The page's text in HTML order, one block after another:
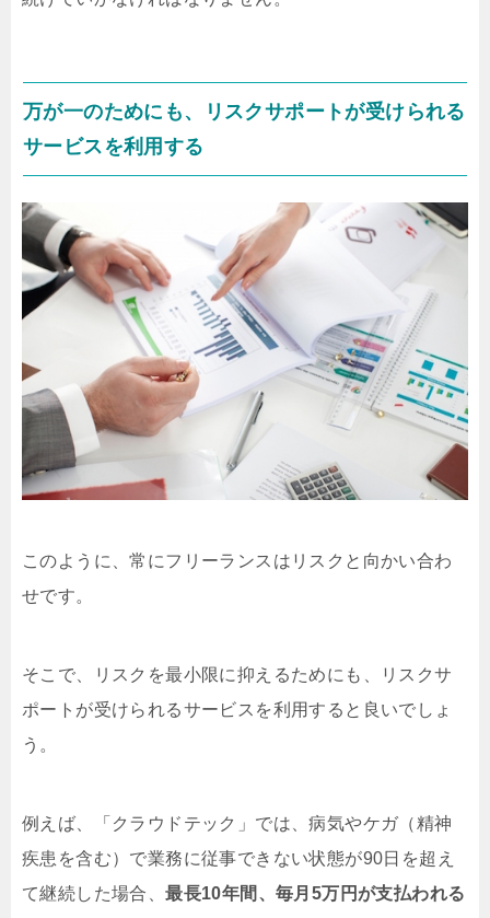
万が一のためにも、リスクサポートが受けられる
サービスを利用する
このように、常にフリーランスはリスクと向かい合わ
せです。
そこで、リスクを最小限に抑えるためにも、リスクサ
ポートが受けられるサービスを利用すると良いでしょ
う。
例えば、「クラウドテック」では、病気やケガ（精神
疾患を含む）で業務に従事できない状態が90日を超え
て継続した場合、最長10年間、毎月5万円が支払われる